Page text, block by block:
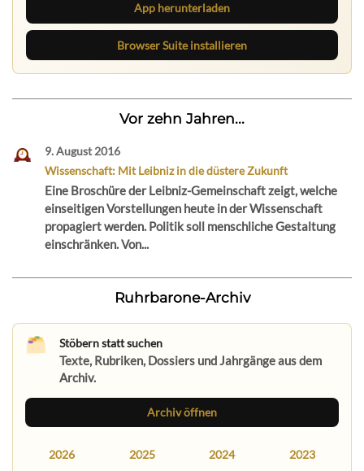
App herunterladen
Browser Suite installieren
Vor zehn Jahren...
9. August 2016
Wissenschaft: Mit Leibniz in die düstere Zukunft
Eine Broschüre der Leibniz-Gemeinschaft zeigt, welche
einseitigen Vorstellungen heute in der Wissenschaft
propagiert werden. Politik soll menschliche Gestaltung
einschränken. Von...
Ruhrbarone-Archiv
Stöbern statt suchen
Texte, Rubriken, Dossiers und Jahrgänge aus dem
Archiv.
Archiv öffnen
2026 2025 2024 2023